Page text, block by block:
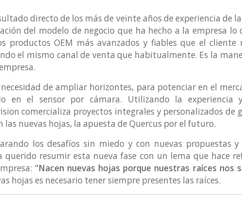
directo de los más de veinte años de experiencia de
del modelo de negocio que ha hecho a la empresa lo
productos OEM más avanzados y fiables que el cliente
el mismo canal de venta que habitualmente. Es la
de ampliar horizontes, para potenciar en el
en el sensor por cámara. Utilizando la experiencia
comercializa proyectos integrales y personalizados de
las nuevas hojas, la apuesta de Quercus por el futuro.
los desafíos sin miedo y con nuevas propuestas
querido resumir esta nueva fase con un lema que hace
“Nacen nuevas hojas porque nuestras raíces nos
hojas es necesario tener siempre presentes las raíces.